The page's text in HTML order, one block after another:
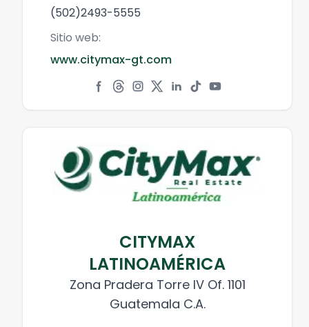
(502)2493-5555
Sitio web:
www.citymax-gt.com
CITYMAX
LATINOAMÉRICA
Zona Pradera Torre IV Of. 1101
Guatemala C.A.